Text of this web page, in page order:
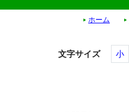
ホーム
文字サイズ 小